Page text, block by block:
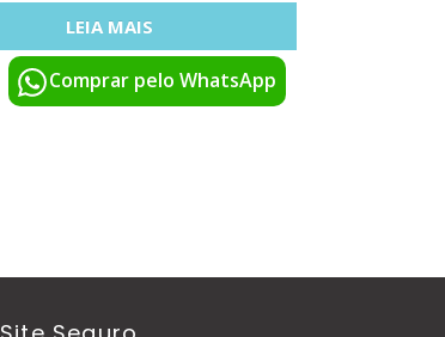
LEIA MAIS
Comprar pelo WhatsApp